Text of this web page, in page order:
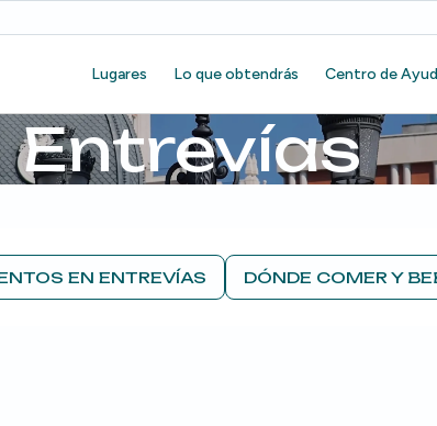
Lugares Lo que obtendrás Centro de
Entrevías
EN ENTREVÍAS DÓNDE COMER Y